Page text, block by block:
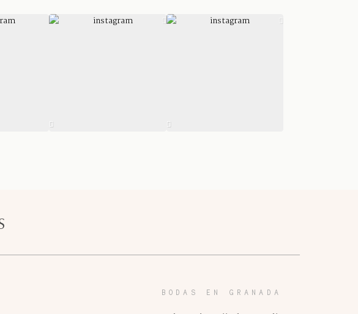
BODAS EN GRANADA